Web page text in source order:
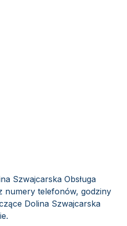
Szwajcarska Obsługa
numery telefonów, godziny
Dolina Szwajcarska